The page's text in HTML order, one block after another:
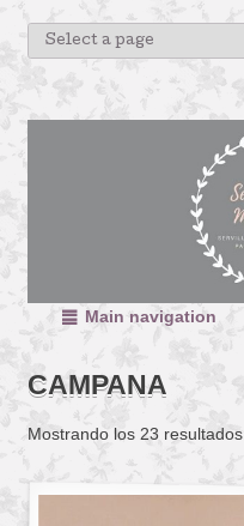
Main navigation
CAMPANA
Mostrando los 23 resultados